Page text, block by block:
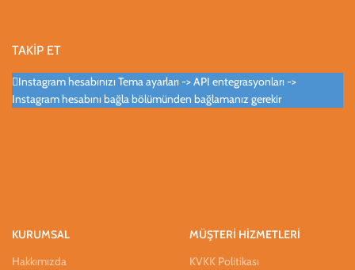
TAKİP ET
Instagram hesabınızı Tema ayarları -> API entegrasyonları ->
Instagram hesabını bağla bölümünden bağlamanız gerekir
KURUMSAL
Hakkımızda
MÜŞTERİ HİZMETLERİ
KVKK Politikası